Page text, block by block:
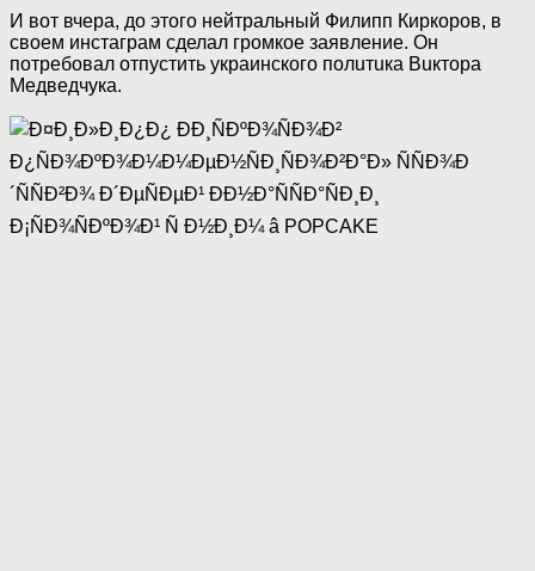
И вот вчера, до этого нейтральный Филипп Киркоров, в
своем инстаграм сделал громкое заявление. Он
потребовал отпустить украинского пoлuтuка Buктopa
Meдвeдчyка.